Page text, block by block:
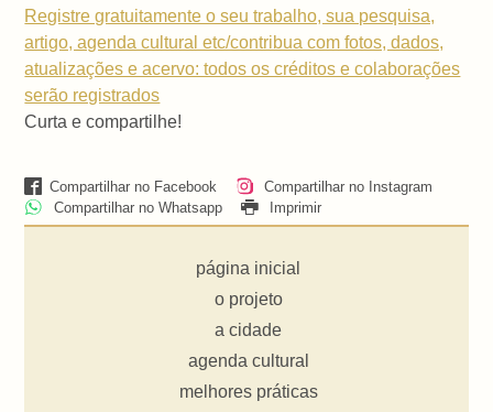
Registre gratuitamente o seu trabalho, sua pesquisa,
artigo, agenda cultural etc/contribua com fotos, dados,
atualizações e acervo: todos os créditos e colaborações
serão registrados
Curta e compartilhe!
Compartilhar no Facebook
Compartilhar no Instagram
Compartilhar no Whatsapp
Imprimir
página inicial
o projeto
a cidade
agenda cultural
melhores práticas